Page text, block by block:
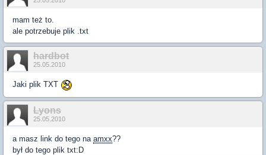
mam też to.
ale potrzebuje plik .txt
hardbot
25.05.2010
Jaki plik TXT
Lyons
25.05.2010
a masz link do tego na amxx??
był do tego plik txt:D